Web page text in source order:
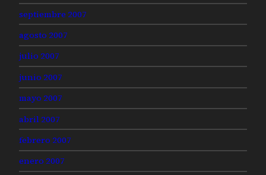
septiembre 2007
agosto 2007
julio 2007
junio 2007
mayo 2007
abril 2007
febrero 2007
enero 2007